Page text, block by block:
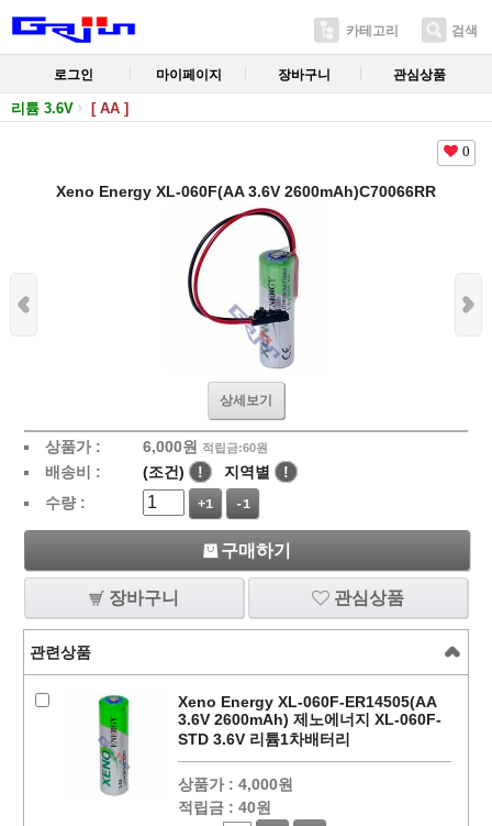
카테고리 검색
로그인 마이페이지 장바구니 관심상품
리튬 3.6V [ AA ]
0
Xeno Energy XL-060F(AA 3.6V 2600mAh)C70066RR
상세보기
상품가 : 6,000원 적립금:60원
배송비 : (조건) ! 지역별
!
수량 :
+1 -1
구매하기
장바구니 관심상품
관련상품
Xeno Energy XL-060F-ER14505(AA
3.6V 2600mAh) 제노에너지 XL-060F-
STD 3.6V 리튬1차배터리
상품가 : 4,000원
적립금 : 40원